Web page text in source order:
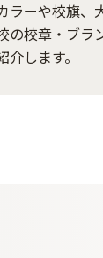
ラーや校旗、
の校章・ブラ
します。